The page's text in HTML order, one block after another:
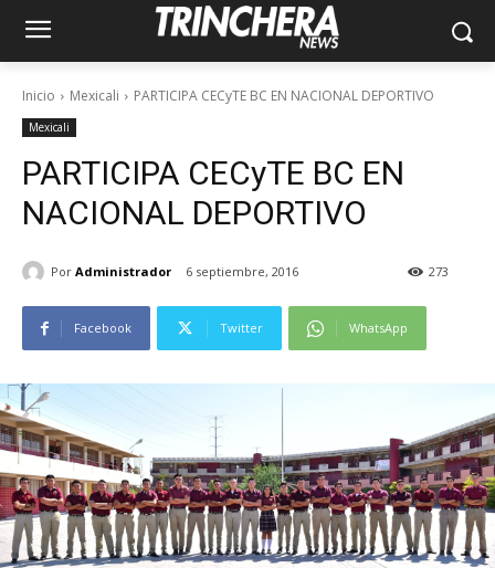
Inicio Mexicali PARTICIPA CECyTE BC EN NACIONAL DEPORTIVO
Mexicali
PARTICIPA CECyTE BC EN
NACIONAL DEPORTIVO
Por Administrador 6 septiembre, 2016 273
Facebook Twitter WhatsApp